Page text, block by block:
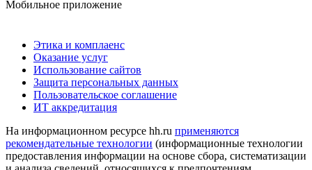
Мобильное приложение
Этика и комплаенс
Оказание услуг
Использование сайтов
Защита персональных данных
Пользовательское соглашение
ИТ аккредитация
На информационном ресурсе hh.ru применяются
рекомендательные технологии (информационные технологии
предоставления информации на основе сбора, систематизации